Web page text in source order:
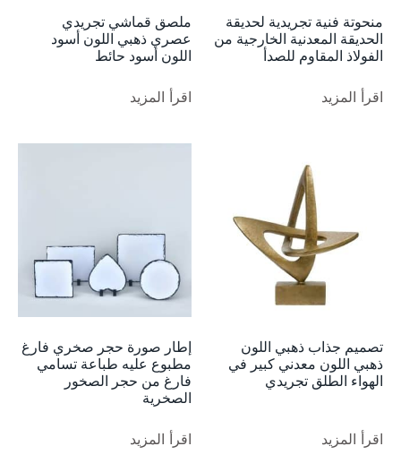
منحوتة فنية تجريدية لحديقة
الحديقة المعدنية الخارجية من
الفولاذ المقاوم للصدأ
اقرأ المزيد
ملصق قماشي تجريدي
عصري ذهبي اللون أسود
اللون أسود حائط
اقرأ المزيد
تصميم جذاب ذهبي اللون
ذهبي اللون معدني كبير في
الهواء الطلق تجريدي
اقرأ المزيد
إطار صورة حجر صخري فارغ
مطبوع عليه طباعة تسامي
فارغ من حجر الصخور
الصخرية
اقرأ المزيد